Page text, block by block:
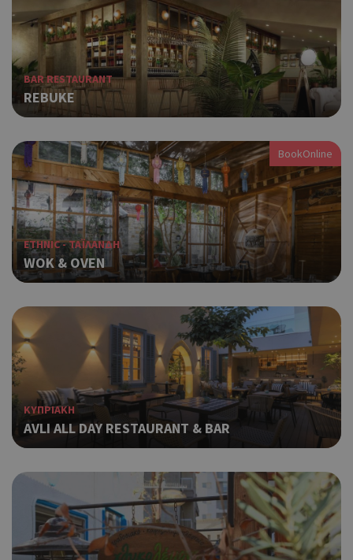
BAR RESTAURANT
REBUKE
ETHNIC - ΤΑΪΛΑΝΔΗ
WOK & OVEN
BookOnline
KΥΠΡΙΑΚΗ
AVLI ΑLL DAY RESTAURANT & BAR